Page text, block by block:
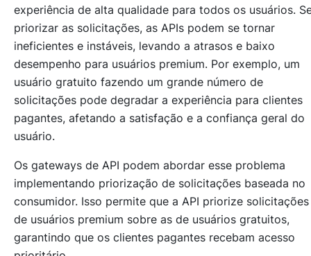
experiência de alta qualidade para todos os usuários.
priorizar as solicitações, as APIs podem se tornar
ineficientes e instáveis, levando a atrasos e baixo
desempenho para usuários premium. Por exemplo, um
usuário gratuito fazendo um grande número de
solicitações pode degradar a experiência para clientes
pagantes, afetando a satisfação e a confiança geral do
usuário.
Os gateways de API podem abordar esse problema
implementando priorização de solicitações baseada no
consumidor. Isso permite que a API priorize solicitações
de usuários premium sobre as de usuários gratuitos,
garantindo que os clientes pagantes recebam acesso